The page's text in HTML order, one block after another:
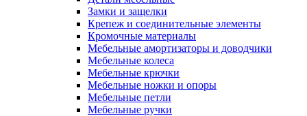
Замки и защелки
Крепеж и соединительные элементы
Кромочные материалы
Мебельные амортизаторы и доводчики
Мебельные колеса
Мебельные крючки
Мебельные ножки и опоры
Мебельные петли
Мебельные ручки